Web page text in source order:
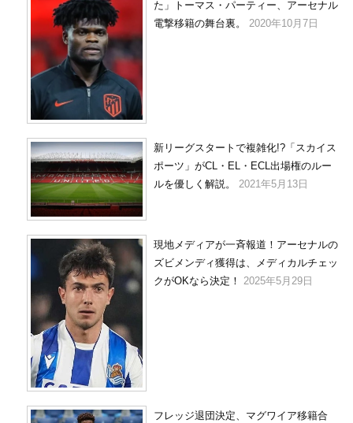
た」トーマス・パーティー、アーセナル
電撃移籍の舞台裏。
2020年10月7日
新リーグスタートで複雑化!?「スカイス
ポーツ」がCL・EL・ECL出場権のルー
ルを優しく解説。
2021年5月13日
現地メディアが一斉報道！アーセナルの
ズビメンディ獲得は、メディカルチェッ
クがOKなら決定！
2025年5月29日
フレッジ退団決定、マグワイア移籍合